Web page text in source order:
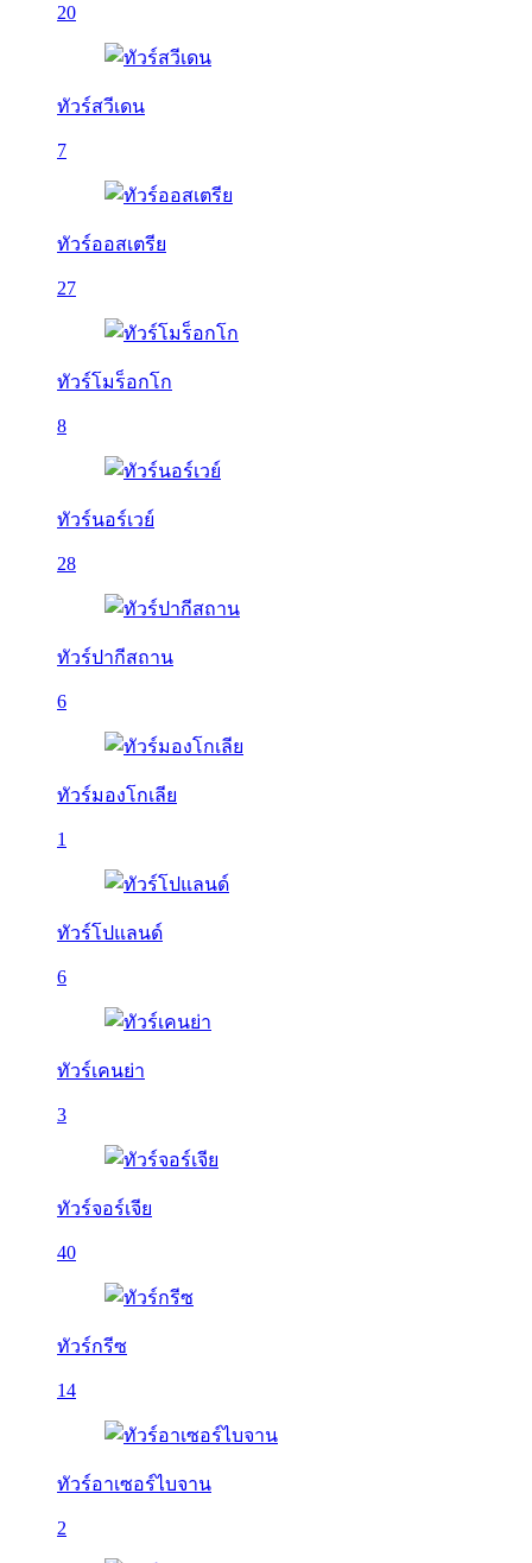
20
ทัวร์สวีเดน
7
ทัวร์ออสเตรีย
27
ทัวร์โมร็อกโก
8
ทัวร์นอร์เวย์
28
ทัวร์ปากีสถาน
6
ทัวร์มองโกเลีย
1
ทัวร์โปแลนด์
6
ทัวร์เคนย่า
3
ทัวร์จอร์เจีย
40
ทัวร์กรีซ
14
ทัวร์อาเซอร์ไบจาน
2